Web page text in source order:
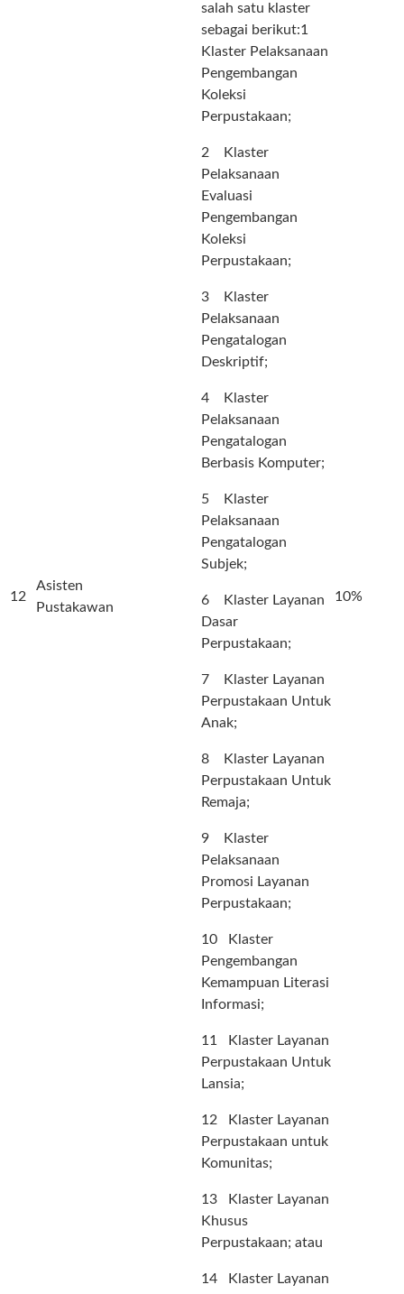
12
Asisten
Pustakawan
salah satu klaster
sebagai berikut:1
Klaster Pelaksanaan
Pengembangan
Koleksi
Perpustakaan;
2 Klaster
Pelaksanaan
Evaluasi
Pengembangan
Koleksi
Perpustakaan;
3 Klaster
Pelaksanaan
Pengatalogan
Deskriptif;
4 Klaster
Pelaksanaan
Pengatalogan
Berbasis Komputer;
5 Klaster
Pelaksanaan
Pengatalogan
Subjek;
6 Klaster Layanan
Dasar
Perpustakaan;
7 Klaster Layanan
Perpustakaan Untuk
Anak;
8 Klaster Layanan
Perpustakaan Untuk
Remaja;
9 Klaster
Pelaksanaan
Promosi Layanan
Perpustakaan;
10 Klaster
Pengembangan
Kemampuan Literasi
Informasi;
11 Klaster Layanan
Perpustakaan Untuk
Lansia;
12 Klaster Layanan
Perpustakaan untuk
Komunitas;
13 Klaster Layanan
Khusus
Perpustakaan; atau
14 Klaster Layanan
10%